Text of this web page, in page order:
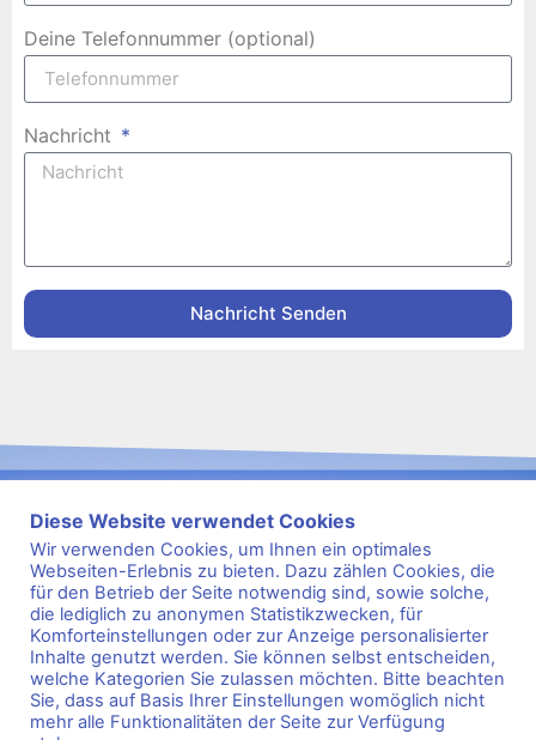
Deine Telefonnummer (optional)
Nachricht
Nachricht Senden
Kontakt Impressum DatenschutzFAQ
Sportarten Kurse
Diese Website verwendet Cookies
Wir verwenden Cookies, um Ihnen ein optimales
Webseiten-Erlebnis zu bieten. Dazu zählen Cookies, die
für den Betrieb der Seite notwendig sind, sowie solche,
die lediglich zu anonymen Statistikzwecken, für
Komforteinstellungen oder zur Anzeige personalisierter
Inhalte genutzt werden. Sie können selbst entscheiden,
welche Kategorien Sie zulassen möchten. Bitte beachten
Sie, dass auf Basis Ihrer Einstellungen womöglich nicht
mehr alle Funktionalitäten der Seite zur Verfügung